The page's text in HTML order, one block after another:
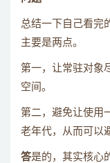
总结一下自己看完
主要是两点。
第一，让常驻对象
空间。
第二，避免让使用
老年代，从而可以
答是的，其实核心